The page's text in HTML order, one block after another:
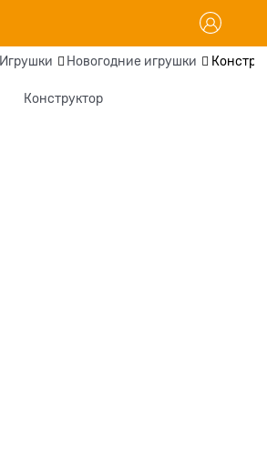
Игрушки Новогодние игрушки
Конструктор